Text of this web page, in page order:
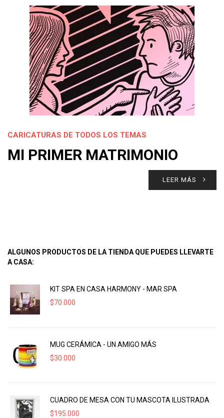
CARICATURAS DE TODOS LOS TEMAS
MI PRIMER MATRIMONIO
LEER MÁS
ALGUNOS PRODUCTOS DE LA TIENDA QUE PUEDES LLEVARTE
A CASA:
KIT SPA EN CASA HARMONY - MAR SPA
$70.000
MUG CERÁMICA - UN AMIGO MÁS
$30.000
CUADRO DE MESA CON TU MASCOTA ILUSTRADA
$195.000